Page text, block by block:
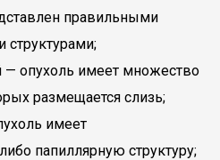
правильными
опухоль имеет множество
размещается слизь;
имеет
папиллярную структуру;